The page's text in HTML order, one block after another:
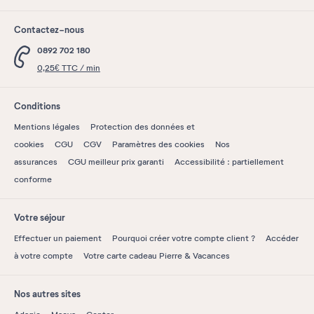
Contactez-nous
0892 702 180
0,25€ TTC / min
Conditions
Mentions légales
Protection des données et
cookies
CGU CGV Paramètres des cookies
Nos
assurances
CGU meilleur prix garanti
Accessibilité : partiellement
conforme
Votre séjour
Effectuer un paiement Pourquoi créer votre compte client ?
Accéder
à votre compte
Votre carte cadeau Pierre & Vacances
Nos autres sites